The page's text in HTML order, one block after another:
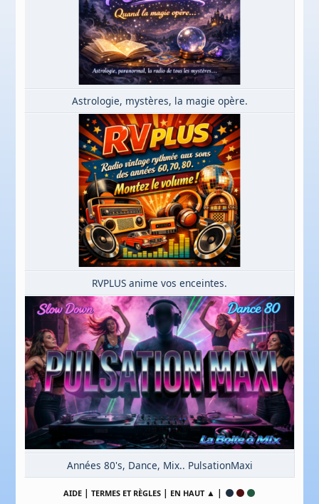
Astrologie, mystères, la magie opère.
RVPLUS anime vos enceintes.
Années 80's, Dance, Mix.. PulsationMaxi
AIDE| TERMES ET RÈGLES| EN HAUT▲ |